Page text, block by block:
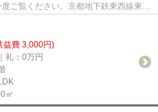
ご覧ください。京都地下鉄東西線東野
益費 3,000円)
礼：0万円
㎡